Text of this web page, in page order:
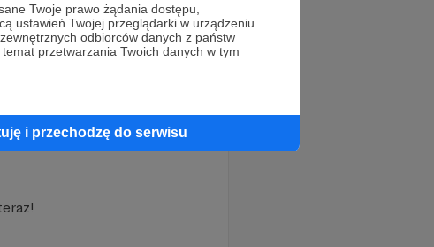
Twoje prawo żądania dostępu,
ustawień Twojej przeglądarki w urządzeniu
odbiorców danych z państw
przetwarzania Twoich danych w tym
i przechodzę do serwisu